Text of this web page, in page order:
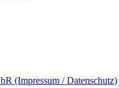
(Impressum / Datenschutz)